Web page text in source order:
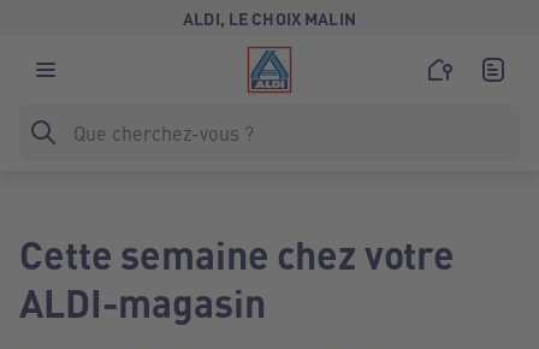
ALDI, LE CHOIX MALIN
Cette semaine chez votre
ALDI-magasin